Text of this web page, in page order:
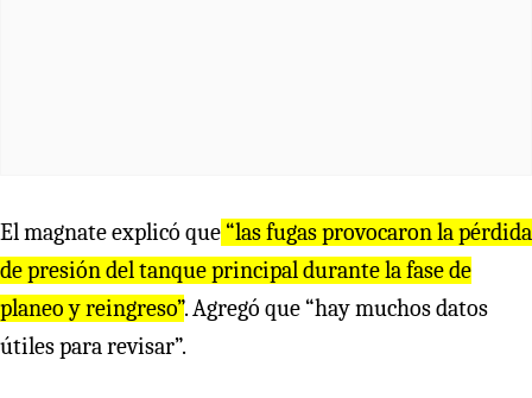
El magnate explicó que “las fugas provocaron la pérdida
de presión del tanque principal durante la fase de
planeo y reingreso”. Agregó que “hay muchos datos
útiles para revisar”.